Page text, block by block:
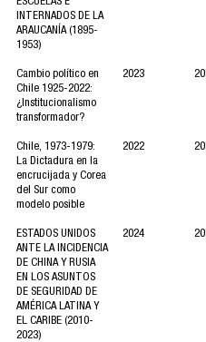
INTERNADOS DE LA
ARAUCANÍA (1895-
1953)
Cambio político en
Chile 1925-2022:
¿Institucionalismo
transformador?
2023
Chile, 1973-1979:
La Dictadura en la
encrucijada y Corea
del Sur como
modelo posible
2022
ESTADOS UNIDOS
ANTE LA INCIDENCIA
DE CHINA Y RUSIA
EN LOS ASUNTOS
DE SEGURIDAD DE
AMÉRICA LATINA Y
EL CARIBE (2010-
2023)
2024